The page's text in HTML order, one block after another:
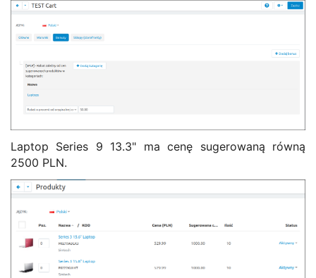
Laptop Series 9 13.3" ma cenę sugerowaną równą
2500 PLN.